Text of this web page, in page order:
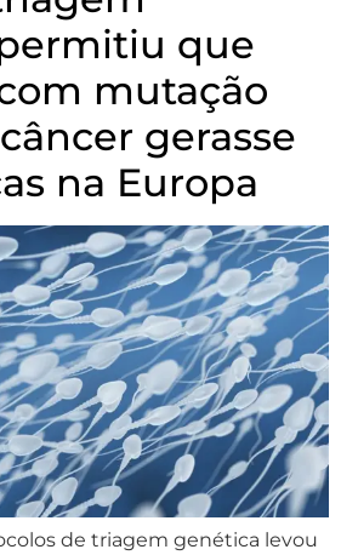
que
mutação
gerasse
na Europa
de triagem genética levou